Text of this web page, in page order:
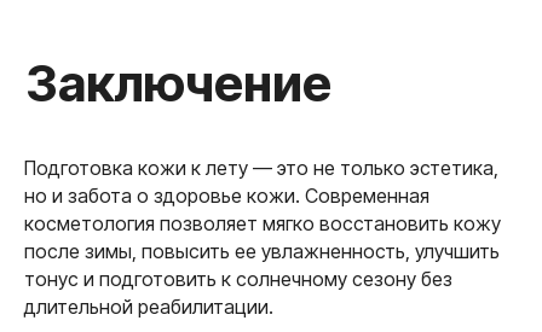
Подготовка кожи к лету — это не только эстетика,
но и забота о здоровье кожи. Современная
косметология позволяет мягко восстановить кожу
после зимы, повысить ее увлажненность, улучшить
тонус и подготовить к солнечному сезону без
длительной реабилитации.
beauty_kutuzovskiy18@mail.ru
© 2026 Клиника красивой кожи и тела
Дизайн и разработкаBeautyAlliance
ИНН: 9728041009
ОГРН: 1217700317340
Медицинская лицензия